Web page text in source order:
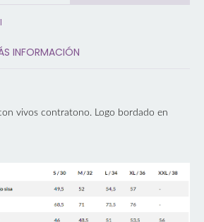
INFORMACIÓN
vivos contratono. Logo bordado en